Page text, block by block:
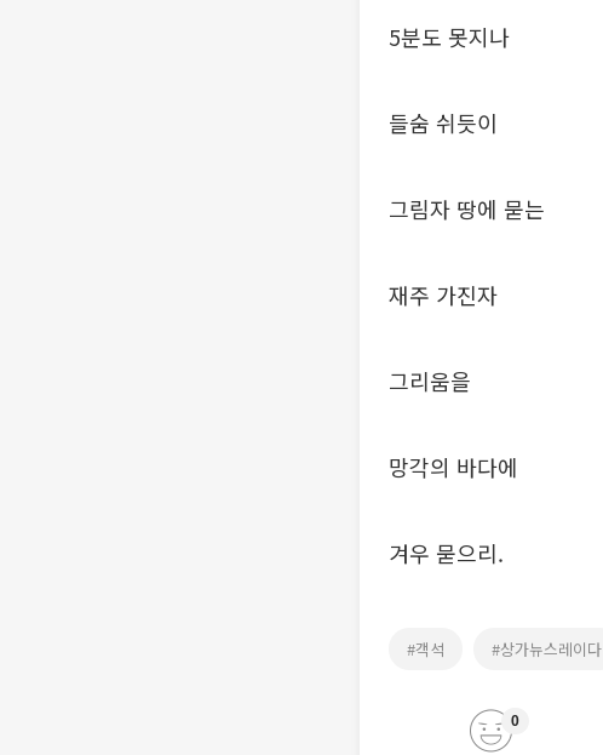
5분도 못지나
들숨 쉬듯이
그림자 땅에 묻는
재주 가진자
그리움을
망각의 바다에
겨우 묻으리.
#객석 #상가뉴스레이다
0